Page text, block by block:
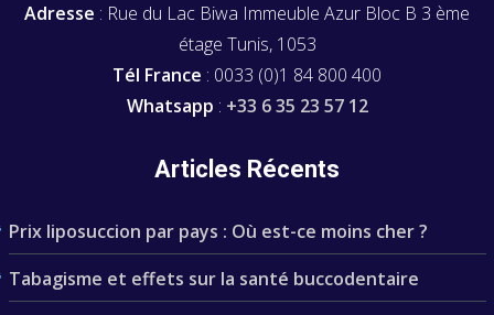
Adresse : Rue du Lac Biwa Immeuble Azur Bloc B 3 ème
étage Tunis, 1053
Tél France : 0033 (0)1 84 800 400
Whatsapp : +33 6 35 23 57 12
Articles Récents
Prix liposuccion par pays : Où est-ce moins cher ?
Tabagisme et effets sur la santé buccodentaire